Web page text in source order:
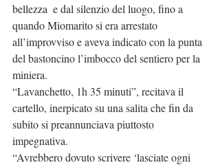
bellezza  e dal silenzio del luogo, fino a
quando Miomarito si era arrestato
all’improvviso e aveva indicato con la punta
del bastoncino l’imbocco del sentiero per la
miniera.
“Lavanchetto, 1h 35 minuti”, recitava il
cartello, inerpicato su una salita che fin da
subito si preannunciava piuttosto
impegnativa.
“Avrebbero dovuto scrivere ‘lasciate ogni